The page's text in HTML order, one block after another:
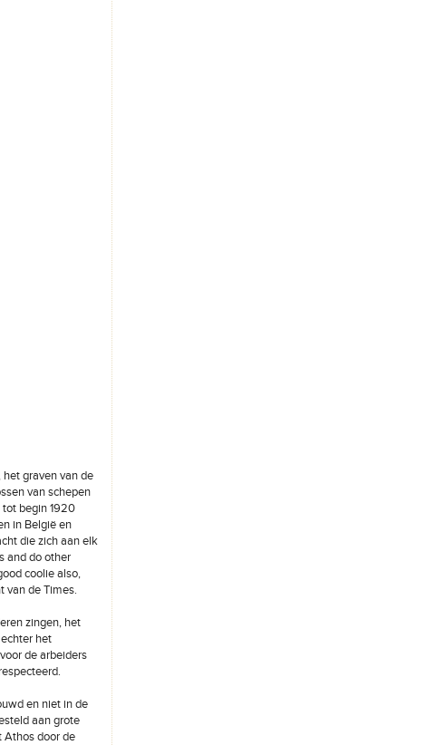
graven van de
van schepen
tot begin 1920
in België en
die zich aan elk
and do other
coolie also,
van de Times.
zingen, het
het
de arbeiders
en niet in de
aan grote
Athos door de